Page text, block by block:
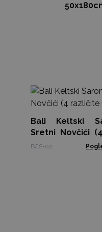
Bali Keltski
Sretni Novčići
boje)
BCS-02